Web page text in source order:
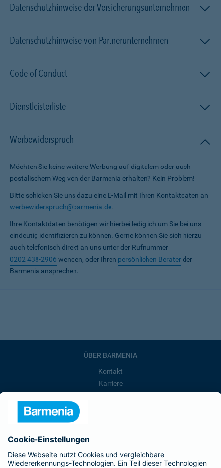
Datenschutzhinweise der Versicherungsunternehmen
Datenschutzhinweise von Partnerunternehmen
Code of Conduct
Dienstleisterliste
Werbewiderspruch
Möchten Sie keine weitere Werbung auf digitalem oder auch
postalischem Weg von der Barmenia erhalten? Kein Problem!
Bitte schicken Sie uns dazu eine E-Mail mit Ihren Kontaktdaten an
werbewiderspruch@barmenia.de.
Ihre Kontaktdaten benötigen wir hierbei lediglich um Sie bei uns
eindeutig identifizieren zu können. Gerne können Sie sich hierzu
auch telefonisch direkt an uns unter der Rufnummer
0202 438-2906 wenden, oder Ihren persönlichen Beraterder
Barmenia ansprechen.
ÜBER BARMENIA
Kontakt
Karriere
Barmenia ist Teil der BarmeniaGothaer
BELIEBTE SEITEN